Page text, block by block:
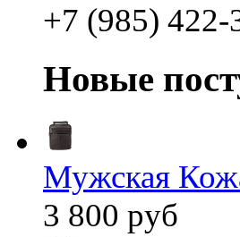
+7 (985) 422-
Новые
Мужская
3 800 руб